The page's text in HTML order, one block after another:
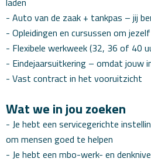
- Auto van de zaak + tankpas – jij
- Opleidingen en cursussen om
- Flexibele werkweek (32, 36 of 40
- Eindejaarsuitkering – omdat jouw
- Vast contract in het vooruitzicht
Wat we in jou zoeken
- Je hebt een servicegerichte
om mensen goed te helpen
- Je hebt een mbo-werk- en